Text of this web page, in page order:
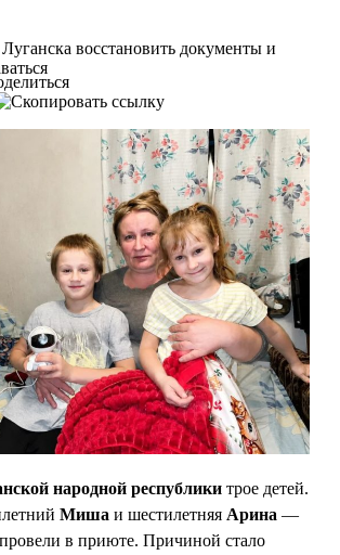
восстановить документы и
народной республики трое детей.
Миша и шестилетняя Арина —
в приюте. Причиной стало